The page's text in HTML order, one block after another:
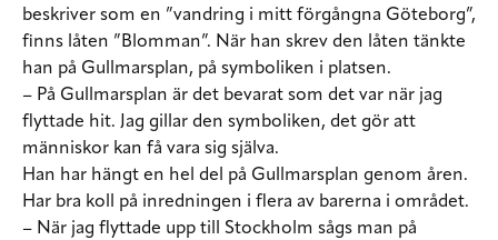
beskriver som en ”vandring i mitt förgångna Göteborg”,
finns låten ”Blomman”. När han skrev den låten tänkte
han på Gullmarsplan, på symboliken i platsen.
– På Gullmarsplan är det bevarat som det var när jag
flyttade hit. Jag gillar den symboliken, det gör att
människor kan få vara sig själva.
Han har hängt en hel del på Gullmarsplan genom åren.
Har bra koll på inredningen i flera av barerna i området.
– När jag flyttade upp till Stockholm sågs man på